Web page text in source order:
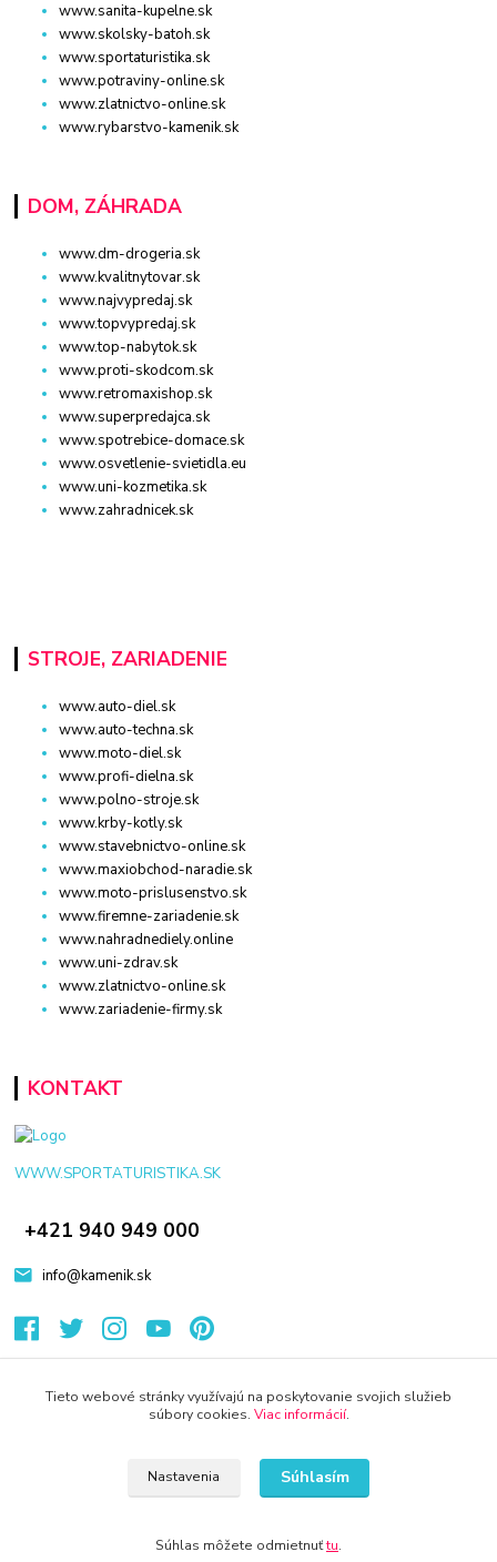
www.sanita-kupelne.sk
www.skolsky-batoh.sk
www.sportaturistika.sk
www.potraviny-online.sk
www.zlatnictvo-online.sk
www.rybarstvo-kamenik.sk
DOM, ZÁHRADA
www.dm-drogeria.sk
www.kvalitnytovar.sk
www.najvypredaj.sk
www.topvypredaj.sk
www.top-nabytok.sk
www.proti-skodcom.sk
www.retromaxishop.sk
www.superpredajca.sk
www.spotrebice-domace.sk
www.osvetlenie-svietidla.eu
www.uni-kozmetika.sk
www.zahradnicek.sk
STROJE, ZARIADENIE
www.auto-diel.sk
www.auto-techna.sk
www.moto-diel.sk
www.profi-dielna.sk
www.polno-stroje.sk
www.krby-kotly.sk
www.stavebnictvo-online.sk
www.maxiobchod-naradie.sk
www.moto-prislusenstvo.sk
www.firemne-zariadenie.sk
www.nahradnediely.online
www.uni-zdrav.sk
www.zlatnictvo-online.sk
www.zariadenie-firmy.sk
KONTAKT
WWW.SPORTATURISTIKA.SK
+421 940 949 000
info@kamenik.sk
Eshop-rychlo.sk
Tieto webové stránky využívajú na poskytovanie svojich služieb
súbory cookies. Viac informácií.
Nastavenia Súhlasím
Súhlas môžete odmietnuťtu.